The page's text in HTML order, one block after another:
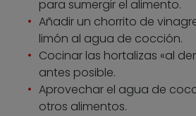
para sumergir el alimento.
Añadir un chorrito de
limón al agua de cocción.
Cocinar las hortalizas «al
antes posible.
Aprovechar el agua de
otros alimentos.